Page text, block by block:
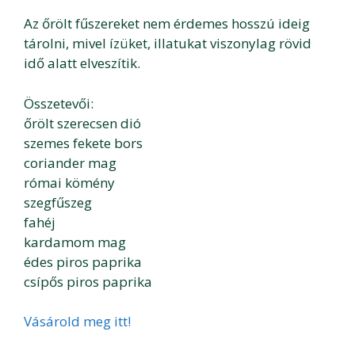
Az őrölt fűszereket nem érdemes hosszú ideig
tárolni, mivel ízüket, illatukat viszonylag rövid
idő alatt elveszítik.
Összetevői:
őrölt szerecsen dió
szemes fekete bors
coriander mag
római kömény
szegfűszeg
fahéj
kardamom mag
édes piros paprika
csípős piros paprika
Vásárold meg itt!